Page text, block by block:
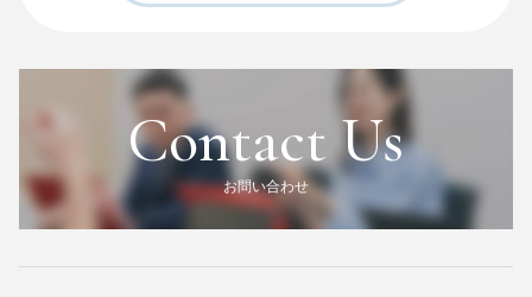
Contact Us
お問い合わせ